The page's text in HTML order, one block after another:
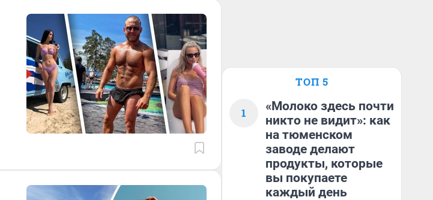
ТОП 5
1
«Молоко здесь почти
никто не видит»: как
на тюменском
заводе делают
продукты, которые
вы покупаете
каждый день